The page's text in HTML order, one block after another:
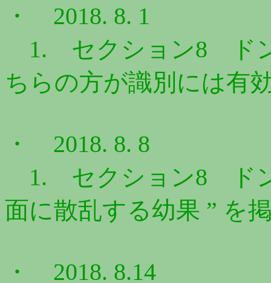
・ 2018. 8. 1
1. セクション8 ドン
ちらの方が識別には有
・ 2018. 8. 8
1. セクション8 ドン
面に散乱する幼果 ” を
・ 2018. 8.14